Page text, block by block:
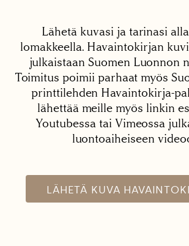
Lähetä kuvasi ja tarinasi
lomakkeella. Havaintokirjan
julkaistaan Suomen Luonnon
Toimitus poimii parhaat myös
printtilehden Havaintokirja-
lähettää meille myös linkin
Youtubessa tai Vimeossa
luontoaiheiseen
LÄHETÄ KUVA